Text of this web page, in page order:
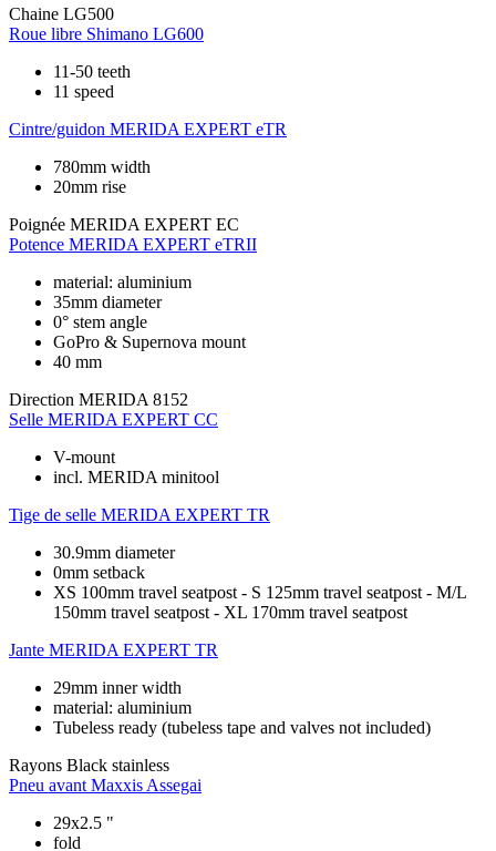
Chaine LG500
Roue libre Shimano LG600
11-50 teeth
11 speed
Cintre/guidon MERIDA EXPERT eTR
780mm width
20mm rise
Poignée MERIDA EXPERT EC
Potence MERIDA EXPERT eTRII
material: aluminium
35mm diameter
0° stem angle
GoPro & Supernova mount
40 mm
Direction MERIDA 8152
Selle MERIDA EXPERT CC
V-mount
incl. MERIDA minitool
Tige de selle MERIDA EXPERT TR
30.9mm diameter
0mm setback
XS 100mm travel seatpost - S 125mm travel seatpost - M/L
150mm travel seatpost - XL 170mm travel seatpost
Jante MERIDA EXPERT TR
29mm inner width
material: aluminium
Tubeless ready (tubeless tape and valves not included)
Rayons Black stainless
Pneu avant Maxxis Assegai
29x2.5 "
fold